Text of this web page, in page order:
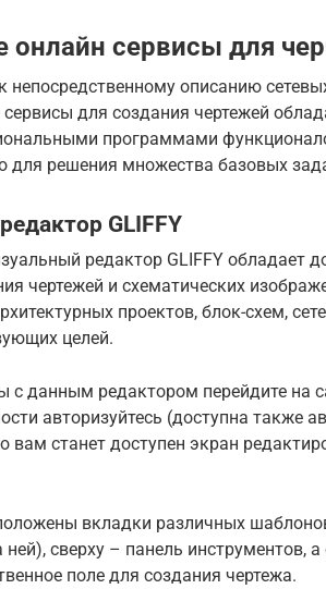
онлайн сервисы для
непосредственному описанию
сервисы для создания чертежей
программами
для решения множества базовых
GLIFFY
редактор GLIFFY обладает
чертежей и схематических
проектов, блок-схем,
целей.
с данным редактором перейдите на
авторизуйтесь (доступна также
вам станет доступен экран
вкладки различных
ней), сверху – панель инструментов,
поле для создания чертежа.